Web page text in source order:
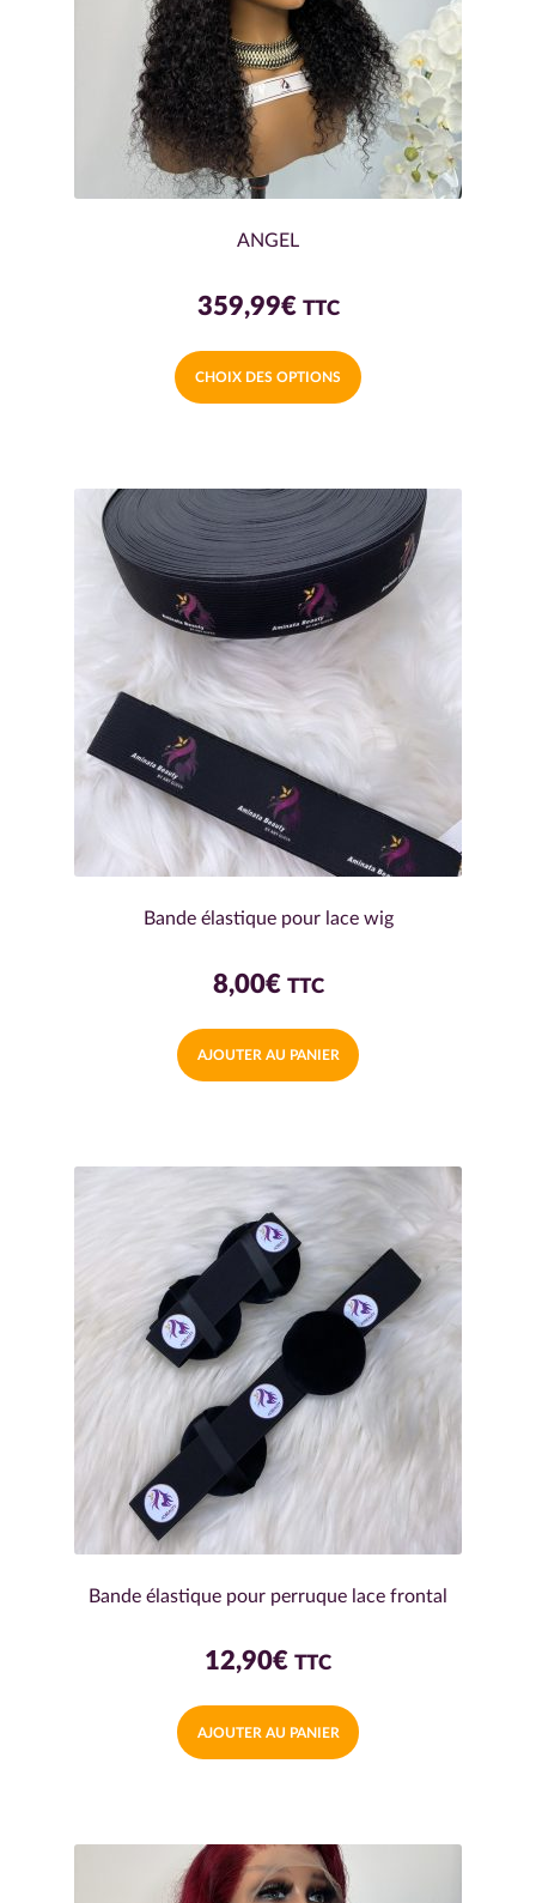
ANGEL
359,99€ TTC
CHOIX DES OPTIONS
Ce
produit
Les
options
peuvent
être
page
produit
Bande élastique pour lace wig
8,00€ TTC
AJOUTER AU PANIER
Bande élastique pour perruque lace frontal
12,90€ TTC
AJOUTER AU PANIER